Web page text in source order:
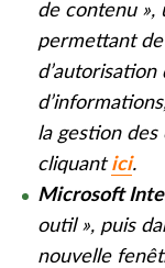
de contenu »,
permettant
d’autorisation
la gestion des
cliquantici.
Microsoft
outil », puis
nouvelle